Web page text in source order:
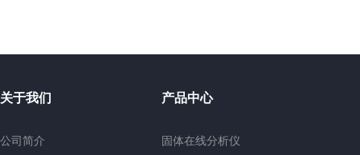
关于我们
公司简介
产品中心
固体在线分析仪